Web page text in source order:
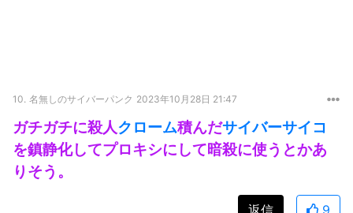
10. 名無しのサイバーパンク 2023年10月28日 21:47
ガチガチに殺人クローム積んだサイバーサイコ
を鎮静化してプロキシにして暗殺に使うとかあ
りそう。
返信 9